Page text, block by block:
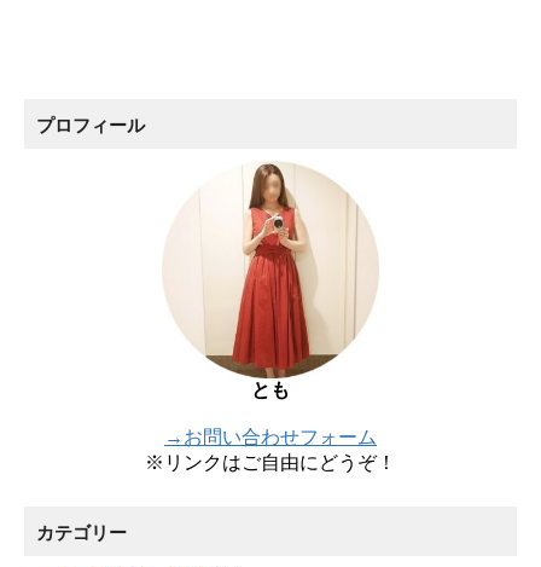
プロフィール
とも
→お問い合わせフォーム
※リンクはご自由にどうぞ！
カテゴリー